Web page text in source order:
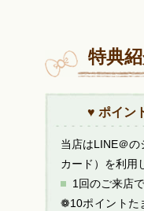
特典
♥ ポイン
当店はLINE＠
カード）を利用
1回のご来店
❁10ポイントた